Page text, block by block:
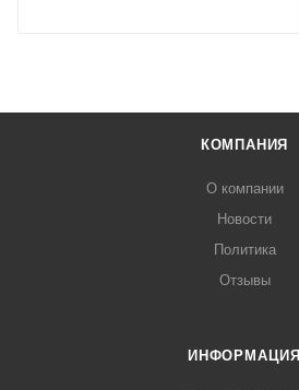
КОМПАНИЯ
О компании
Новости
Политика
Отзывы
ИНФОРМАЦИЯ